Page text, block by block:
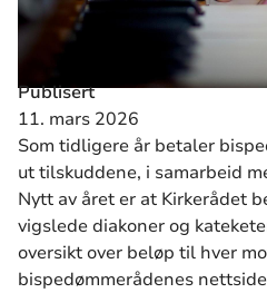
Publisert
11. mars 2026
Som tidligere år betaler
uttilskuddene, i samarbeid
Nytt av året er at Kirkerådet
vigslede diakoner og
oversikt over beløp til hver
bispedømmerådenes